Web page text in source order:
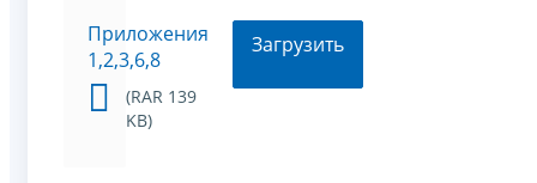
Приложения
1,2,3,6,8
(RAR 139
KB)
Загрузить